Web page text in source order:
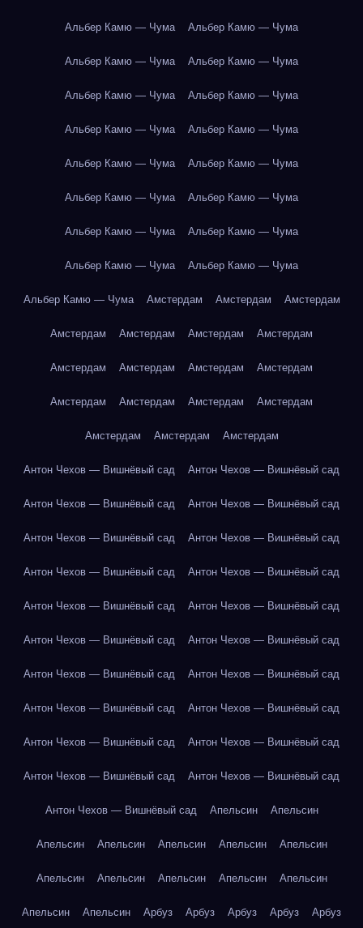
Альбер Камю — Чума Альбер Камю — Чума
Альбер Камю — Чума Альбер Камю — Чума
Альбер Камю — Чума Альбер Камю — Чума
Альбер Камю — Чума Альбер Камю — Чума
Альбер Камю — Чума Альбер Камю — Чума
Альбер Камю — Чума Альбер Камю — Чума
Альбер Камю — Чума Альбер Камю — Чума
Альбер Камю — Чума Альбер Камю — Чума
Альбер Камю — Чума Амстердам Амстердам Амстердам
Амстердам Амстердам Амстердам Амстердам
Амстердам Амстердам Амстердам Амстердам
Амстердам Амстердам Амстердам Амстердам
Амстердам Амстердам Амстердам
Антон Чехов — Вишнёвый сад Антон Чехов — Вишнёвый сад
Антон Чехов — Вишнёвый сад Антон Чехов — Вишнёвый сад
Антон Чехов — Вишнёвый сад Антон Чехов — Вишнёвый сад
Антон Чехов — Вишнёвый сад Антон Чехов — Вишнёвый сад
Антон Чехов — Вишнёвый сад Антон Чехов — Вишнёвый сад
Антон Чехов — Вишнёвый сад Антон Чехов — Вишнёвый сад
Антон Чехов — Вишнёвый сад Антон Чехов — Вишнёвый сад
Антон Чехов — Вишнёвый сад Антон Чехов — Вишнёвый сад
Антон Чехов — Вишнёвый сад Антон Чехов — Вишнёвый сад
Антон Чехов — Вишнёвый сад Антон Чехов — Вишнёвый сад
Антон Чехов — Вишнёвый сад Апельсин Апельсин
Апельсин Апельсин Апельсин Апельсин Апельсин
Апельсин Апельсин Апельсин Апельсин Апельсин
Апельсин Апельсин Арбуз Арбуз Арбуз Арбуз Арбуз